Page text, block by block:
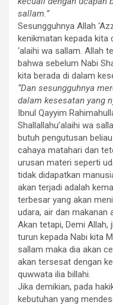
sallam.”
Sesungguhnya Allah
kenikmatan kepada kita
‘alaihi wa sallam. Allah
bahwa sebelum Nabi
kita berada di dalam
“Dan sesungguhnya
dalam kesesatan yang
Ibnul Qayyim
Shallallahu’alaihi wa
butuh pengutusan
cahaya matahari dan
urusan materi seperti
tidak didapatkan
akan terjadi adalah
terbesar yang akan
udara, air dan makanan
Akan tetapi, Demi Allah,
turun kepada Nabi kita
sallam maka dia akan
akan tersesat dengan
quwwata ilia billahi.
Jika demikian, pada
kebutuhan yang